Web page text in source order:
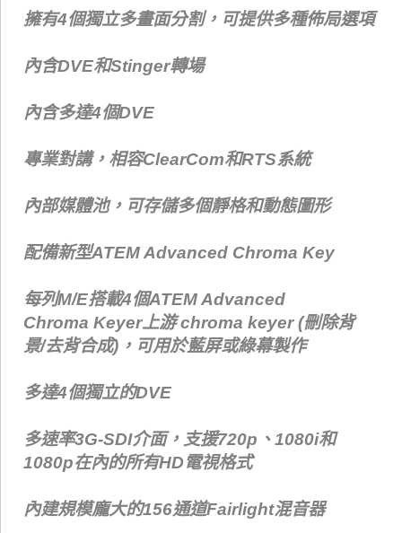
擁有4個獨立多畫面分割，可提供多種佈局選項
內含DVE和Stinger轉場
內含多達4個DVE
專業對講，相容ClearCom和RTS系統
內部媒體池，可存儲多個靜格和動態圖形
配備新型ATEM Advanced Chroma Key
每列M/E搭載4個ATEM Advanced
Chroma Keyer上游 chroma keyer (刪除背
景/去背合成)，可用於藍屏或綠幕製作
多達4個獨立的DVE
多速率3G-SDI介面，支援720p、1080i和
1080p在內的所有HD電視格式
內建規模龐大的156通道Fairlight混音器